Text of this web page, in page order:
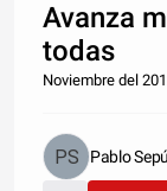
Avanza
todas
Noviembre del
Pablo